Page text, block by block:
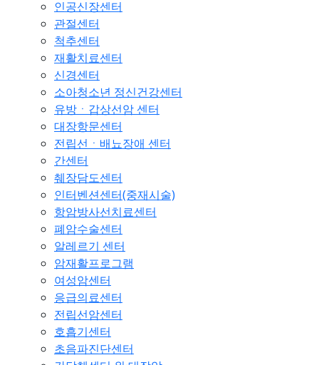
인공신장센터
관절센터
척추센터
재활치료센터
신경센터
소아청소년 정신건강센터
유방ㆍ갑상선암 센터
대장항문센터
전립선ㆍ배뇨장애 센터
간센터
췌장담도센터
인터벤션센터(중재시술)
항암방사선치료센터
폐암수술센터
알레르기 센터
암재활프로그램
여성암센터
응급의료센터
전립선암센터
호흡기센터
초음파진단센터